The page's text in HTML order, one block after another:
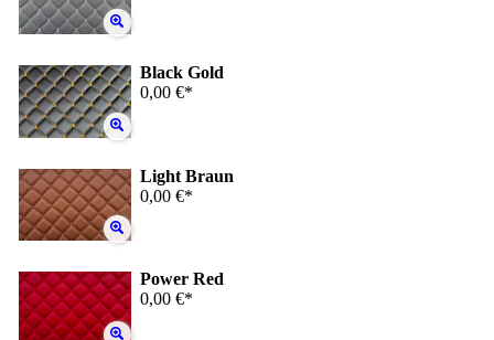
Black Gold
0,00 €*
Light Braun
0,00 €*
Power Red
0,00 €*